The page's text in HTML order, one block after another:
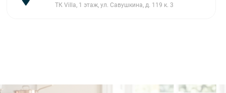
ТК Villa, 1 этаж, ул. Савушкина, д. 119 к. 3